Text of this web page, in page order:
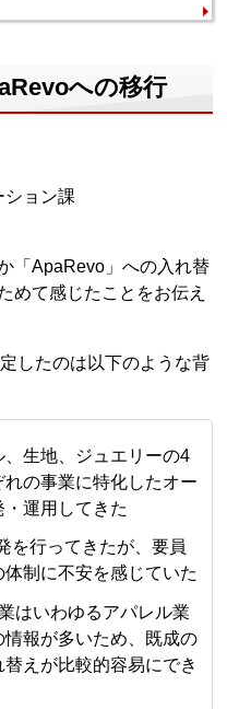
への移行
ョン課
「ApaRevo」への入れ替
めて感じたことをお伝え
したのは以下のような背
生地、ジュエリーの4
の事業に特化したオー
運用してきた
を行ってきたが、要員
制に不安を感じていた
はいわゆるアパレル業
報が多いため、既成の
えが比較的容易にでき